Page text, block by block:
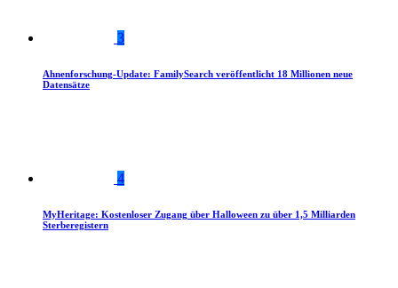
3
Ahnenforschung-Update: FamilySearch veröffentlicht 18 Millionen neue
Datensätze
4
MyHeritage: Kostenloser Zugang über Halloween zu über 1,5 Milliarden
Sterberegistern